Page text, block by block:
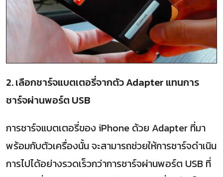
2. เลือกชาร์จแบตเตอรี่จากตัว Adapter แทนการ
ชาร์จผ่านพอร์ต USB
การชาร์จแบตเตอรี่ของ iPhone ด้วย Adapter ที่มา
พร้อมกับตัวเครื่องนั้น จะสามารถช่วยให้การชาร์จดำเนิน
การไปได้อย่างรวดเร็วกว่าการชาร์จผ่านพอร์ต USB ที่